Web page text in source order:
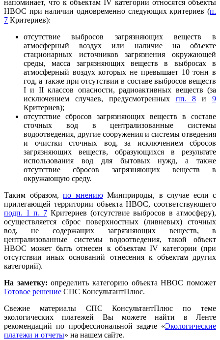
напоминает, что к объектам IV категории относятся объекты
НВОС при наличии одновременно следующих критериев (п.
7 Критериев):
отсутствие выбросов загрязняющих веществ в
атмосферный воздух или наличие на объекте
стационарных источников загрязнения окружающей
среды, масса загрязняющих веществ в выбросах в
атмосферный воздух которых не превышает 10 тонн в
год, а также при отсутствии в составе выбросов веществ
I и II классов опасности, радиоактивных веществ (за
исключением случаев, предусмотренных пп. 8 и9
Критериев);
отсутствие сбросов загрязняющих веществ в составе
сточных вод в централизованные системы
водоотведения, другие сооружения и системы отведения
и очистки сточных вод, за исключением сбросов
загрязняющих веществ, образующихся в результате
использования вод для бытовых нужд, а также
отсутствие сбросов загрязняющих веществ в
окружающую среду.
Таким образом, по мнениюМинприроды, в случае если с
прилегающей территории объекта НВОС, соответствующего
подп. 1 п. 7 Критериев (отсутствие выбросов в атмосферу),
осуществляется сброс поверхностных (ливневых) сточных
вод, не содержащих загрязняющих веществ, в
централизованные системы водоотведения, такой объект
НВОС может быть отнесен к объектам IV категории (при
отсутствии иных оснований отнесения к объектам других
категорий).
На заметку:определить категорию объекта НВОС поможет
Готовое решение СПС КонсультантПлюс.
Свежие материалы СПС КонсультантПлюс по теме
экологических платежей Вы можете найти в Ленте
рекомендаций по профессиональной задаче «Экологические
платежи и отчеты» на нашем сайте.